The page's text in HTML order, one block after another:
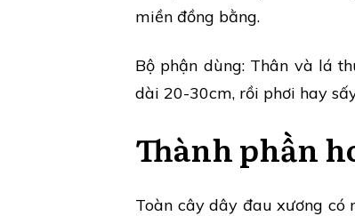
miền đồng bằng.
Bộ phận dùng: Thân và lá
dài 20-30cm, rồi phơi hay
Thành phần
Toàn cây dây đau xương có